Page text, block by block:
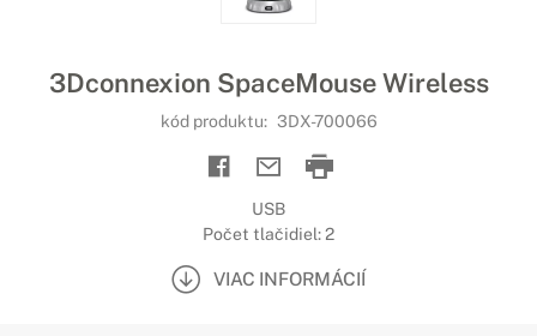
3Dconnexion SpaceMouse Wireless
kód produktu: 3DX-700066
USB
Počet tlačidiel: 2
VIAC INFORMÁCIÍ